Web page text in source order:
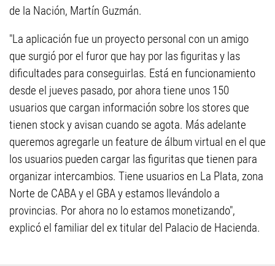
de la Nación, Martín Guzmán.
"La aplicación fue un proyecto personal con un amigo
que surgió por el furor que hay por las figuritas y las
dificultades para conseguirlas. Está en funcionamiento
desde el jueves pasado, por ahora tiene unos 150
usuarios que cargan información sobre los stores que
tienen stock y avisan cuando se agota. Más adelante
queremos agregarle un feature de álbum virtual en el que
los usuarios pueden cargar las figuritas que tienen para
organizar intercambios. Tiene usuarios en La Plata, zona
Norte de CABA y el GBA y estamos llevándolo a
provincias. Por ahora no lo estamos monetizando",
explicó el familiar del ex titular del Palacio de Hacienda.